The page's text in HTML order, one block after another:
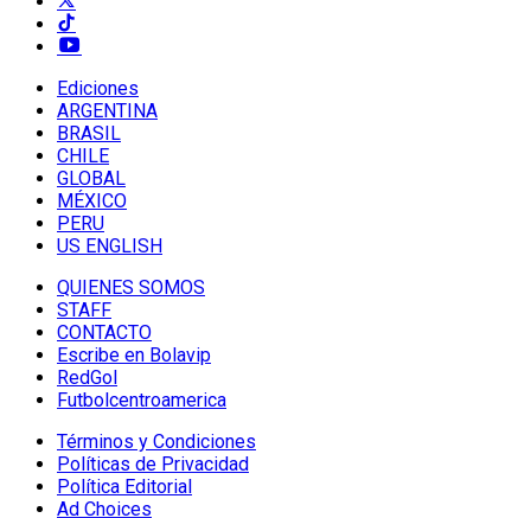
Ediciones
ARGENTINA
BRASIL
CHILE
GLOBAL
MÉXICO
PERU
US ENGLISH
QUIENES SOMOS
STAFF
CONTACTO
Escribe en Bolavip
RedGol
Futbolcentroamerica
Términos y Condiciones
Políticas de Privacidad
Política Editorial
Ad Choices